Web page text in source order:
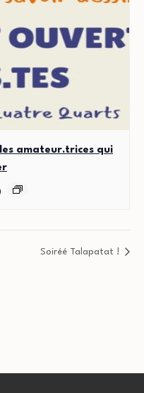
amateur.trices qui
Soiréé Talapatat !